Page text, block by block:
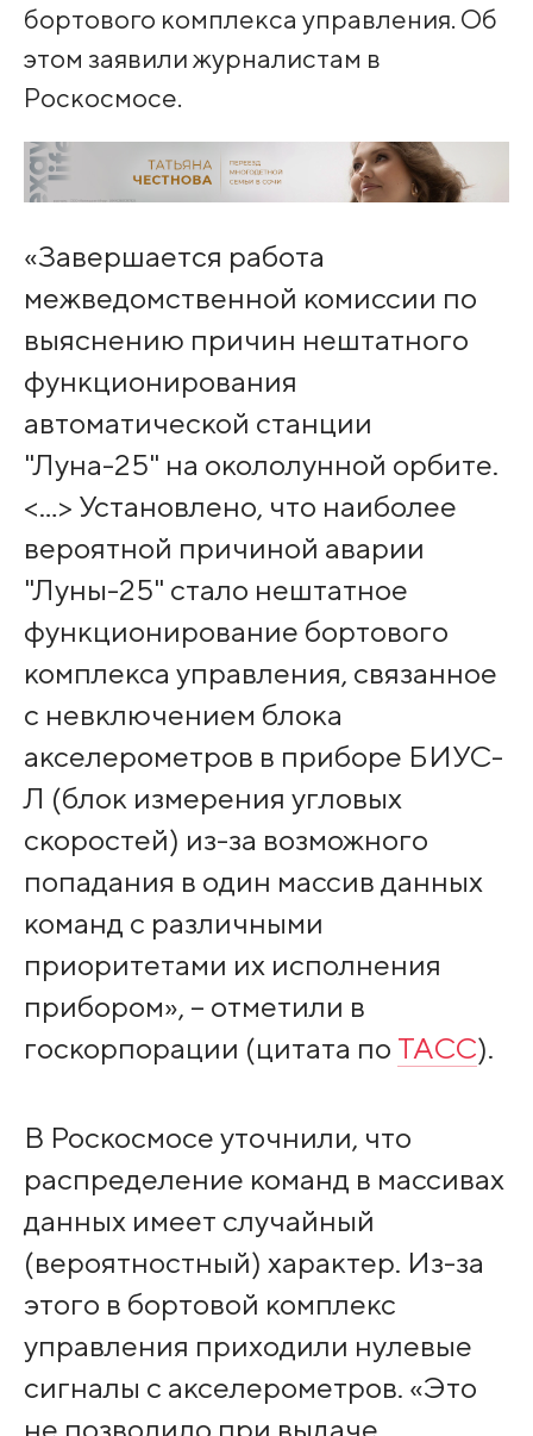
бортового комплекса управления. Об
этом заявили журналистам в
Роскосмосе.
«Завершается работа
межведомственной комиссии по
выяснению причин нештатного
функционирования
автоматической станции
"Луна-25" на окололунной орбите.
<…> Установлено, что наиболее
вероятной причиной аварии
"Луны-25" стало нештатное
функционирование бортового
комплекса управления, связанное
с невключением блока
акселерометров в приборе БИУС-
Л (блок измерения угловых
скоростей) из-за возможного
попадания в один массив данных
команд с различными
приоритетами их исполнения
прибором», – отметили в
госкорпорации (цитата по ТАСС).
В Роскосмосе уточнили, что
распределение команд в массивах
данных имеет случайный
(вероятностный) характер. Из-за
этого в бортовой комплекс
управления приходили нулевые
сигналы с акселерометров. «Это
не позволило при выдаче